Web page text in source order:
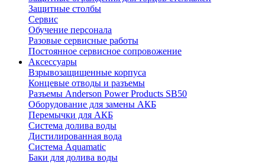
Защитные столбы
Сервис
Обучение персонала
Разовые сервисные работы
Постоянное сервисное сопровожение
Аксессуары
Взрывозащищенные корпуса
Концевые отводы и разъемы
Разъемы Anderson Power Products SB50
Оборудование для замены АКБ
Перемычки для АКБ
Система долива воды
Дистилированная вода
Система Aquamatic
Баки для долива воды